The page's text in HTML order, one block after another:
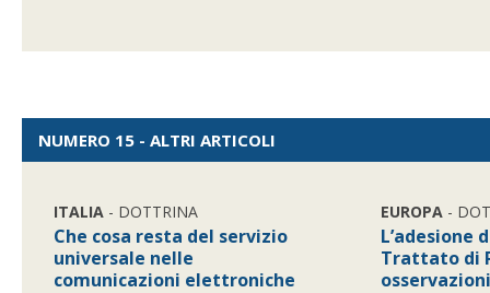
NUMERO 15 - ALTRI ARTICOLI
ITALIA - DOTTRINA
Che cosa resta del servizio
universale nelle
comunicazioni elettroniche
EUROPA -
L’adesione
Trattato di